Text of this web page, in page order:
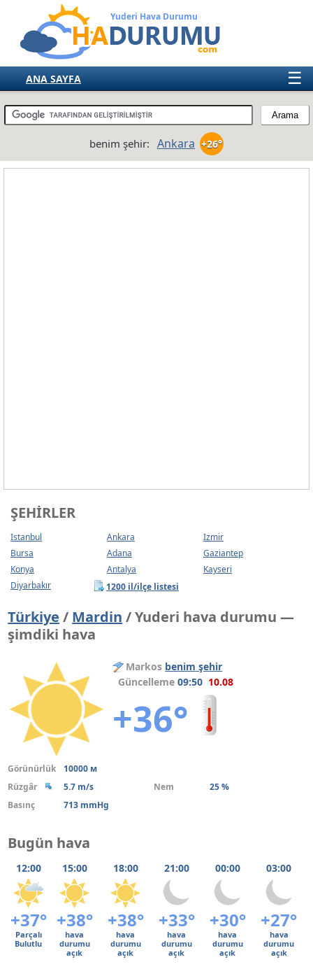
Yuderi Hava Durumu
☰
ANA SAYFA
TÜRKİYE
AVRUPA
benim şehir: Ankara +26°
ŞEHIRLER
Istanbul Ankara
Izmir
Bursa
Adana
Gaziantep
Konya
Antalya
Kayseri
Diyarbakır
1200 il/ilçe listesi
Türkiye / Mardin / Yuderi hava durumu —
şimdiki hava
Markos benim şehir
Güncelleme09:50 10.08
+36°
Görünürlük
10000 м
Rüzgâr
5.7 m/s Nem
25 %
Basınç
713 mmHg
Bugün hava
12:00 15:00 18:00 21:00 00:00 03:00
+37° +38° +38° +33° +30° +27°
Parçalı
Bulutlu
hava
durumu
açık
hava
durumu
açık
hava
durumu
açık
hava
durumu
açık
hava
durumu
açık